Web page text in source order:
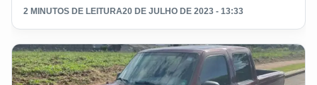
2 MINUTOS DE LEITURA20 DE JULHO DE 2023 - 13:33